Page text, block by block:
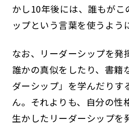
かし10年後には、誰もがこ
ップという言葉を使うよう
なお、リーダーシップを発
誰かの真似をしたり、書
ダーシップ」を学んだりす
ん。それよりも、自分の性
生かしたリーダーシップを